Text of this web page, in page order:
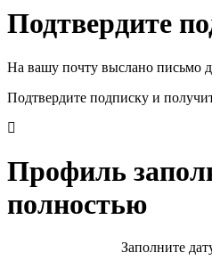
Подтвердите
На вашу почту выслано письмо
Подтвердите подписку и
Профиль
полностью
Заполните